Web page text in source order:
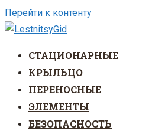
Перейти к контенту
СТАЦИОНАРНЫЕ
КРЫЛЬЦО
ПЕРЕНОСНЫЕ
ЭЛЕМЕНТЫ
БЕЗОПАСНОСТЬ